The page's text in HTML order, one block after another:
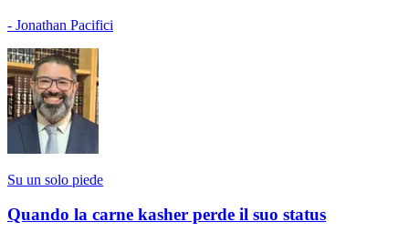
- Jonathan Pacifici
Su un solo piede
Quando la carne kasher perde il suo status